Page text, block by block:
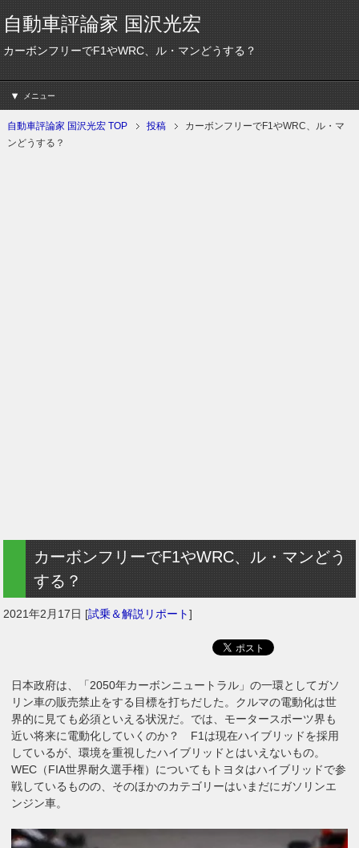
自動車評論家 国沢光宏
カーボンフリーでF1やWRC、ル・マンどうする？
メニュー
自動車評論家 国沢光宏 TOP 投稿
カーボンフリーでF1やWRC、ル・マ
ンどうする？
カーボンフリーでF1やWRC、ル・マンどう
する？
2021年2月17日 [試乗＆解説リポート]
日本政府は、「2050年カーボンニュートラル」の一環としてガソ
リン車の販売禁止をする目標を打ちだした。クルマの電動化は世
界的に見ても必須といえる状況だ。では、モータースポーツ界も
近い将来に電動化していくのか？ F1は現在ハイブリッドを採用
しているが、環境を重視したハイブリッドとはいえないもの。
WEC（FIA世界耐久選手権）についてもトヨタはハイブリッドで参
戦しているものの、そのほかのカテゴリーはいまだにガソリンエ
ンジン車。